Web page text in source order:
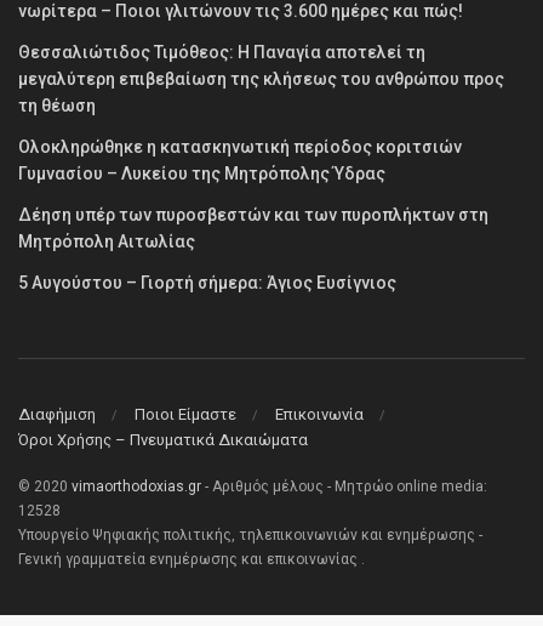
νωρίτερα – Ποιοι γλιτώνουν τις 3.600 ημέρες και πώς!
Θεσσαλιώτιδος Τιμόθεος: Η Παναγία αποτελεί τη
μεγαλύτερη επιβεβαίωση της κλήσεως του ανθρώπου προς
τη θέωση
Ολοκληρώθηκε η κατασκηνωτική περίοδος κοριτσιών
Γυμνασίου – Λυκείου της Μητρόπολης Ύδρας
Δέηση υπέρ των πυροσβεστών και των πυροπλήκτων στη
Μητρόπολη Αιτωλίας
5 Αυγούστου – Γιορτή σήμερα: Άγιος Ευσίγνιος
Διαφήμιση Ποιοι Είμαστε
Επικοινωνία
Όροι Χρήσης – Πνευματικά Δικαιώματα
© 2020 vimaorthodoxias.gr - Αριθμός μέλους - Μητρώο online media:
12528
Υπουργείο Ψηφιακής πολιτικής, τηλεπικοινωνιών και ενημέρωσης -
Γενική γραμματεία ενημέρωσης και επικοινωνίας .